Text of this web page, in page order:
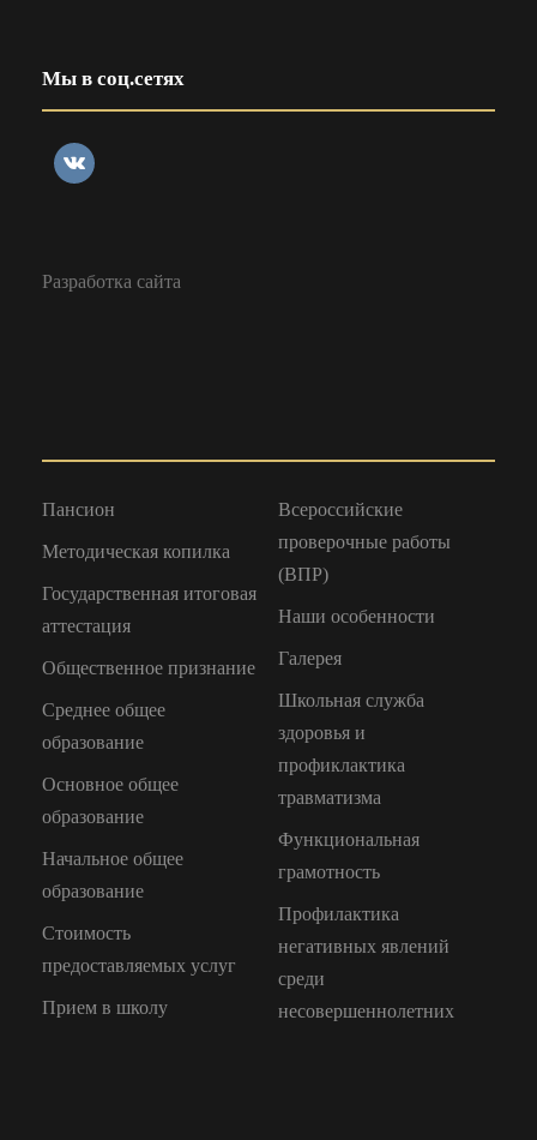
Мы в соц.сетях
Разработка сайта
Пансион
Методическая копилка
Государственная итоговая
аттестация
Общественное признание
Среднее общее
образование
Основное общее
образование
Начальное общее
образование
Стоимость
предоставляемых услуг
Прием в школу
Всероссийские
проверочные работы
(ВПР)
Наши особенности
Галерея
Школьная служба
здоровья и
профиклактика
травматизма
Функциональная
грамотность
Профилактика
негативных явлений
среди
несовершеннолетних